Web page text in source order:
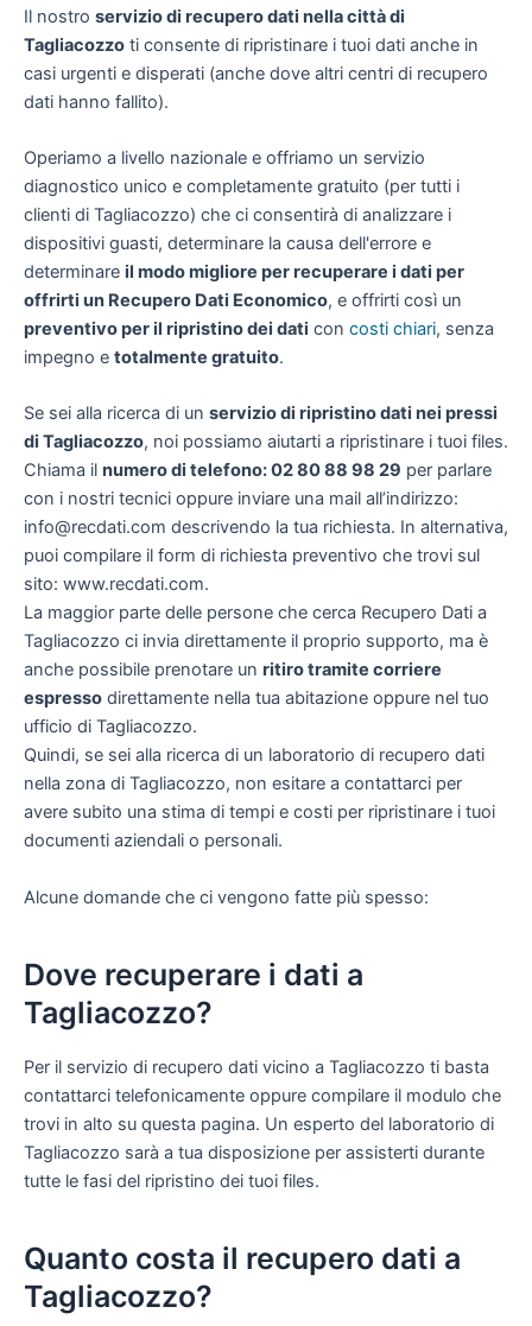
Il nostro servizio di recupero dati nella città di
Tagliacozzo ti consente di ripristinare i tuoi dati anche in
casi urgenti e disperati (anche dove altri centri di recupero
dati hanno fallito).
Operiamo a livello nazionale e offriamo un servizio
diagnostico unico e completamente gratuito (per tutti i
clienti di Tagliacozzo) che ci consentirà di analizzare i
dispositivi guasti, determinare la causa dell'errore e
determinare il modo migliore per recuperare i dati per
offrirti un Recupero Dati Economico, e offrirti così un
preventivo per il ripristino dei dati con costi chiari, senza
impegno e totalmente gratuito.
Se sei alla ricerca di un servizio di ripristino dati nei pressi
di Tagliacozzo, noi possiamo aiutarti a ripristinare i tuoi files.
Chiama il numero di telefono: 02 80 88 98 29 per parlare
con i nostri tecnici oppure inviare una mail all’indirizzo:
info@recdati.com descrivendo la tua richiesta. In alternativa,
puoi compilare il form di richiesta preventivo che trovi sul
sito: www.recdati.com.
La maggior parte delle persone che cerca Recupero Dati a
Tagliacozzo ci invia direttamente il proprio supporto, ma è
anche possibile prenotare un ritiro tramite corriere
espresso direttamente nella tua abitazione oppure nel tuo
ufficio di Tagliacozzo.
Quindi, se sei alla ricerca di un laboratorio di recupero dati
nella zona di Tagliacozzo, non esitare a contattarci per
avere subito una stima di tempi e costi per ripristinare i tuoi
documenti aziendali o personali.
Alcune domande che ci vengono fatte più spesso:
Dove recuperare i dati a
Tagliacozzo?
Per il servizio di recupero dati vicino a Tagliacozzo ti basta
contattarci telefonicamente oppure compilare il modulo che
trovi in alto su questa pagina. Un esperto del laboratorio di
Tagliacozzo sarà a tua disposizione per assisterti durante
tutte le fasi del ripristino dei tuoi files.
Quanto costa il recupero dati a
Tagliacozzo?